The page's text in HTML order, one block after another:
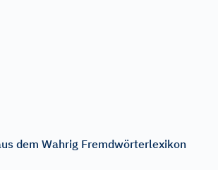
dem Wahrig Fremdwörterlexikon